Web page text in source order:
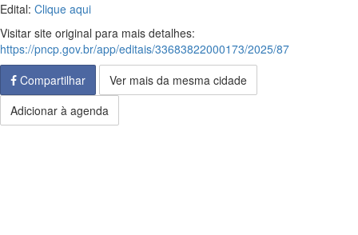
Edital: Clique aqui
Visitar site original para mais detalhes:
https://pncp.gov.br/app/editais/33683822000173/2025/87
Compartilhar
Ver mais da mesma cidade
Adicionar à agenda